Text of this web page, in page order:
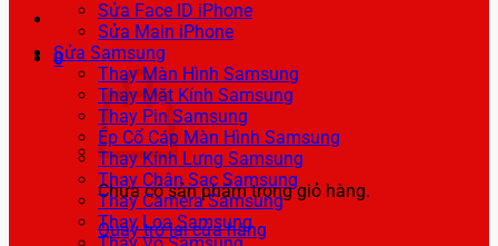
0
Chưa có sản phẩm trong giỏ hàng.
Quay trở lại cửa hàng
Sửa Face ID iPhone
Sửa Main iPhone
Sửa Samsung
Thay Màn Hình Samsung
Thay Mặt Kính Samsung
Thay Pin Samsung
Ép Cổ Cáp Màn Hình Samsung
Thay Kính Lưng Samsung
Thay Chân Sạc Samsung
Thay Camera Samsung
Thay Loa Samsung